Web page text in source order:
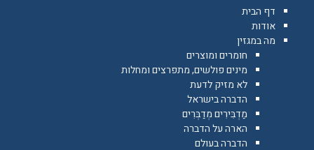
דף הבית
אודות
מה במגזין
חומרים ומוצרים
מינים פולשים, מתפרצים ומחלות
לא מזיק לדעת
הדברה בישראל
מַדְבִּירִים מְדַבְּרִים
הארה על הדברה
הדברה בעולם